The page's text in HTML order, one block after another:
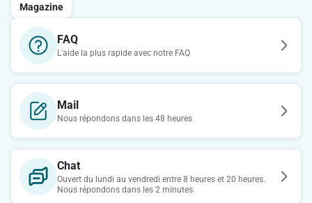
Magazine
FAQ
L'aide la plus rapide avec notre FAQ
Mail
Nous répondons dans les 48 heures
Chat
Ouvert du lundi au vendredi entre 8 heures et 20 heures.
Nous répondons dans les 2 minutes.